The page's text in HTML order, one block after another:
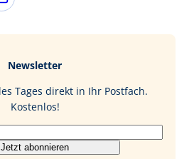
Newsletter
Tages direkt in Ihr Postfach.
Kostenlos!
Jetzt abonnieren